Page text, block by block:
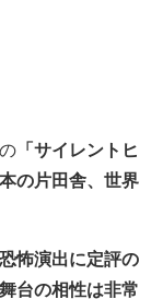
「サイレントヒ
の片田舎、世界
怖演出に定評の
台の相性は非常